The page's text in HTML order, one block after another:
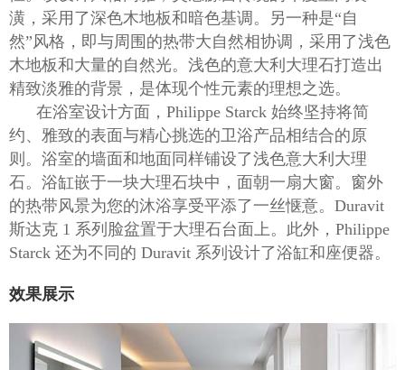
潢，采用了深色木地板和暗色基调。另一种是“自
然”风格，即与周围的热带大自然相协调，采用了浅色
木地板和大量的自然光。浅色的意大利大理石打造出
精致淡雅的背景，是体现个性元素的理想之选。
在浴室设计方面，Philippe Starck 始终坚持将简
约、雅致的表面与精心挑选的卫浴产品相结合的原
则。浴室的墙面和地面同样铺设了浅色意大利大理
石。浴缸嵌于一块大理石块中，面朝一扇大窗。窗外
的热带风景为您的沐浴享受平添了一丝惬意。Duravit
斯达克 1 系列脸盆置于大理石台面上。此外，Philippe
Starck 还为不同的 Duravit 系列设计了浴缸和座便器。
效果展示